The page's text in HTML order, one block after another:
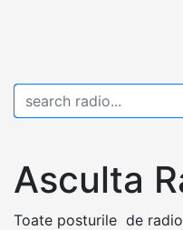
Asculta
Toate posturile de